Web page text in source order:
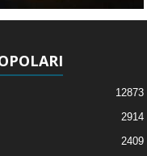
12873
2914
2409